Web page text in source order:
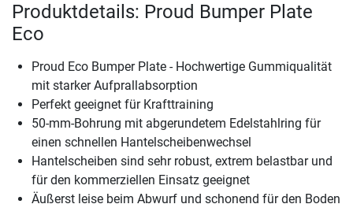
Produktdetails: Proud Bumper Plate
Eco
Proud Eco Bumper Plate - Hochwertige Gummiqualität
mit starker Aufprallabsorption
Perfekt geeignet für Krafttraining
50-mm-Bohrung mit abgerundetem Edelstahlring für
einen schnellen Hantelscheibenwechsel
Hantelscheiben sind sehr robust, extrem belastbar und
für den kommerziellen Einsatz geeignet
Äußerst leise beim Abwurf und schonend für den Boden